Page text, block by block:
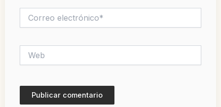
electrónico*